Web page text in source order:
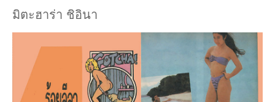
มิตะฮาร่า ชิอินา